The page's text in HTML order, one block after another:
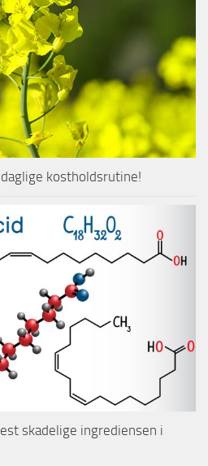
kostholdsrutine!
skadelige ingrediensen i